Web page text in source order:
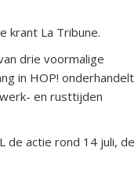
krant La Tribune.
drie voormalige
in HOP! onderhandelt
en rusttijden
de actie rond 14 juli, de